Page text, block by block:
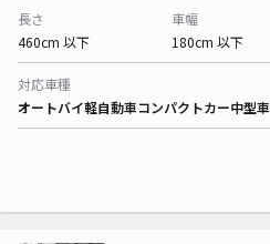
長さ
460cm 以下
車幅
180cm 以下
対応車種
オートバイ軽自動車コンパクトカー中型車